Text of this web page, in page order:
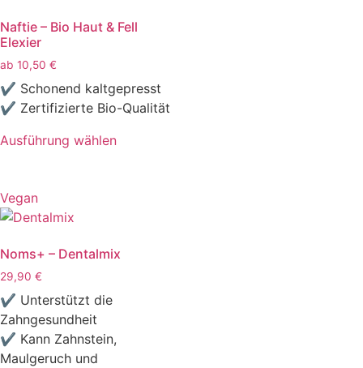
Naftie – Bio Haut & Fell
Elexier
ab 10,50 €
✔ Schonend kaltgepresst
✔ Zertifizierte Bio-Qualität
Ausführung wählen
Vegan
Noms+ – Dentalmix
29,90 €
✔ Unterstützt die
Zahngesundheit
✔ Kann Zahnstein,
Maulgeruch und